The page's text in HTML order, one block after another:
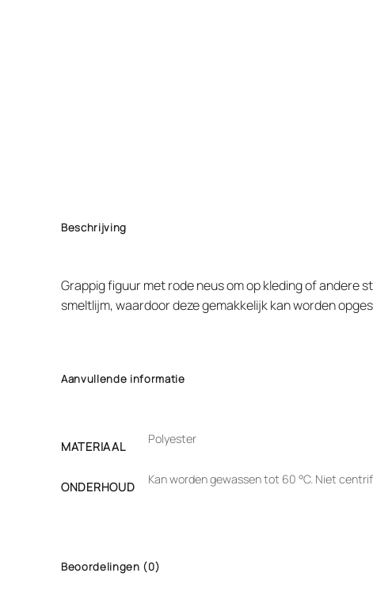
Beschrijving
Grappig figuur met rode neus om op kleding of andere
smeltlijm, waardoor deze gemakkelijk kan worden
Aanvullende informatie
MATERIAAL
Polyester
ONDERHOUD
Kan worden gewassen tot 60 °C. Niet
Beoordelingen (0)